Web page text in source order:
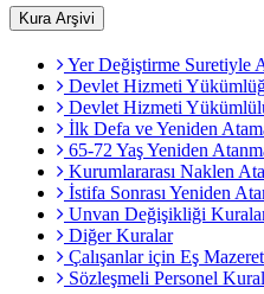
Kura Arşivi
Yer Değiştirme Suretiyle
Devlet Hizmeti
Devlet Hizmeti
İlk Defa ve Yeniden
65-72 Yaş Yeniden
Kurumlararası Naklen
İstifa Sonrası Yeniden
Unvan Değişikliği
Diğer Kuralar
Çalışanlar için Eş
Sözleşmeli Personel